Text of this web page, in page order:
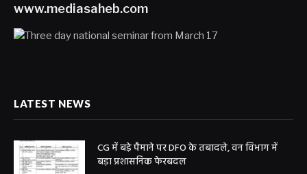
www.mediasaheb.com
LATEST NEWS
CG में बड़े पैमाने पर DFO के तबादले, वन विभाग में
बड़ा प्रशासनिक फेरबदल